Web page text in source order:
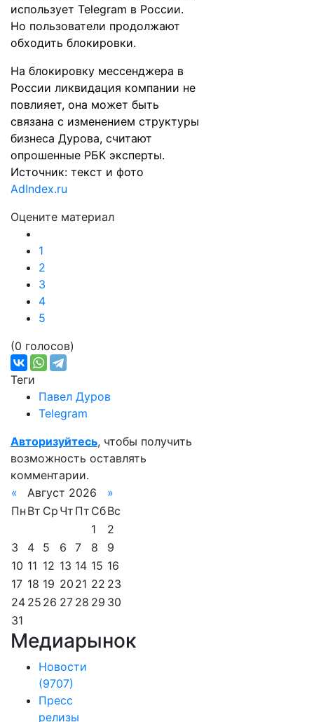
использует Telegram в России.
Но пользователи продолжают
обходить блокировки.
На блокировку мессенджера в
России ликвидация компании не
повлияет, она может быть
связана с изменением структуры
бизнеса Дурова, считают
опрошенные РБК эксперты.
Источник: текст и фото
AdIndex.ru
Оцените материал
1
2
3
4
5
(0 голосов)
Теги
Павел Дуров
Telegram
Авторизуйтесь, чтобы получить
возможность оставлять
комментарии.
«
Август 2026
»
Пн Вт Ср Чт Пт СбВс
1
2
3
4 5 6 7 8
9
10 11 12 13 14 15 16
17 18 19 20 21 22 23
24 25 26 27 28 29 30
31
Медиарынок
Новости
(9707)
Пресс
релизы